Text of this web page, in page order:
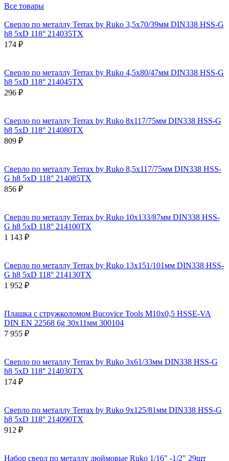
Все товары
Сверло по металлу Terrax by Ruko 3,5x70/39мм DIN338 HSS-G
h8 5xD 118° 214035TX
174 ₽
Сверло по металлу Terrax by Ruko 4,5x80/47мм DIN338 HSS-G
h8 5xD 118° 214045TX
296 ₽
Сверло по металлу Terrax by Ruko 8x117/75мм DIN338 HSS-G
h8 5xD 118° 214080TX
809 ₽
Сверло по металлу Terrax by Ruko 8,5x117/75мм DIN338 HSS-
G h8 5xD 118° 214085TX
856 ₽
Сверло по металлу Terrax by Ruko 10x133/87мм DIN338 HSS-
G h8 5xD 118° 214100TX
1 143 ₽
Сверло по металлу Terrax by Ruko 13x151/101мм DIN338 HSS-
G h8 5xD 118° 214130TX
1 952 ₽
Плашка с стружколомом Bucovice Tools М10х0,5 HSSE-VA
DIN EN 22568 6g 30х11мм 300104
7 955 ₽
Сверло по металлу Terrax by Ruko 3x61/33мм DIN338 HSS-G
h8 5xD 118° 214030TX
174 ₽
Сверло по металлу Terrax by Ruko 9x125/81мм DIN338 HSS-G
h8 5xD 118° 214090TX
912 ₽
Набор сверл по металлу дюймовые Ruko 1/16" -1/2" 29шт